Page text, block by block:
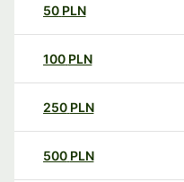
50 PLN
100 PLN
250 PLN
500 PLN